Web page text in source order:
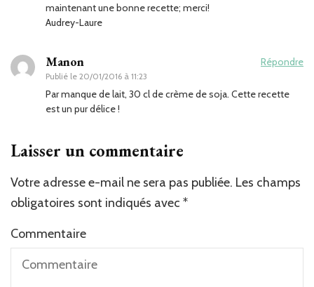
maintenant une bonne recette; merci!
Audrey-Laure
Manon
Publié le 20/01/2016 à 11:23
Répondre
Par manque de lait, 30 cl de crème de soja. Cette recette
est un pur délice !
Laisser un commentaire
Votre adresse e-mail ne sera pas publiée. Les champs
obligatoires sont indiqués avec *
Commentaire